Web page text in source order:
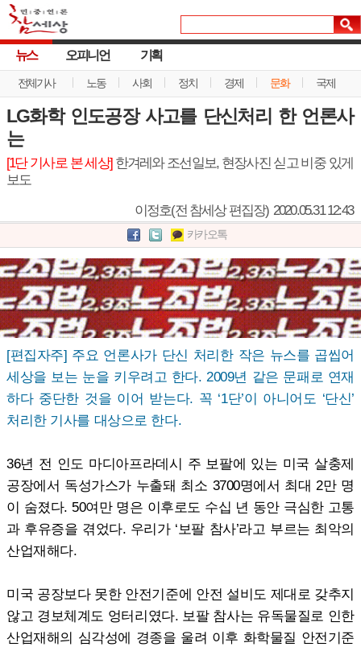
뉴스
전체기사 노동 사회 정치 경제 문화 국제
오피니언 기획
LG화학 인도공장 사고를 단신처리 한 언론사
는
[1단 기사로 본 세상] 한겨레와 조선일보, 현장사진 싣고 비중 있게
보도
이정호(전 참세상 편집장) 2020.05.31 12:43
카카오톡
[편집자주] 주요 언론사가 단신 처리한 작은 뉴스를 곱씹어
세상을 보는 눈을 키우려고 한다. 2009년 같은 문패로 연재
하다 중단한 것을 이어 받는다. 꼭 ‘1단’이 아니어도 ‘단신’
처리한 기사를 대상으로 한다.
36년 전 인도 마디아프라데시 주 보팔에 있는 미국 살충제
공장에서 독성가스가 누출돼 최소 3700명에서 최대 2만 명
이 숨졌다. 50여만 명은 이후로도 수십 년 동안 극심한 고통
과 후유증을 겪었다. 우리가 ‘보팔 참사’라고 부르는 최악의
산업재해다.
미국 공장보다 못한 안전기준에 안전 설비도 제대로 갖추지
않고 경보체계도 엉터리였다. 보팔 참사는 유독물질로 인한
산업재해의 심각성에 경종을 울려 이후 화학물질 안전기준